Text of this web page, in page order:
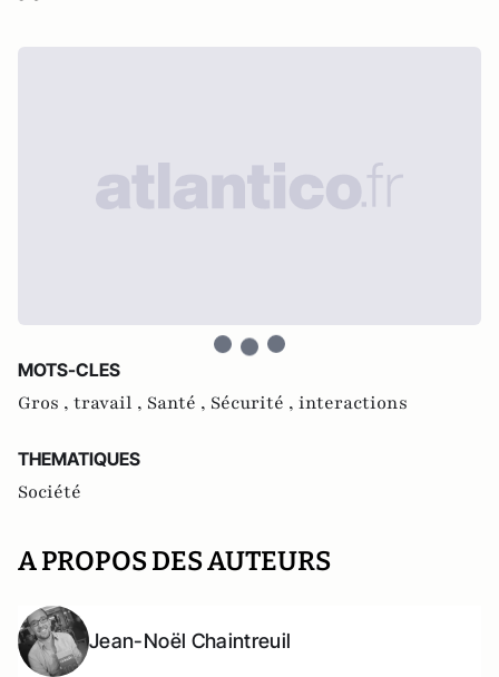
MOTS-CLES
Gros , travail , Santé , Sécurité , interactions
THEMATIQUES
Société
A PROPOS DES AUTEURS
Jean-Noël Chaintreuil